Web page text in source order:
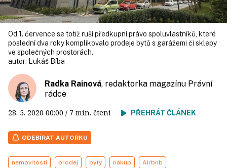
Od 1. července se totiž ruší předkupní právo spoluvlastníků, které
poslední dva roky komplikovalo prodeje bytů s garážemi či sklepy
ve společných prostorách.
autor:
Lukáš Bíba
Radka Rainová, redaktorka magazínu Právní
rádce
28. 5. 2020 00:00 / 7 min. čtení PŘEHRÁT ČLÁNEK
ODEBÍRAT AUTORKU
nemovitosti prodej byty nákup Airbnb